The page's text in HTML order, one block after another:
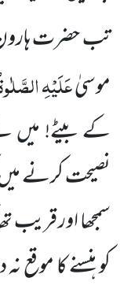
تب حضرت
موسیٰعَلَیْہِ
کے بیٹے! میں
نصیحت کرنے میں
سمجھا اور قریب
کو ہنسنے کا